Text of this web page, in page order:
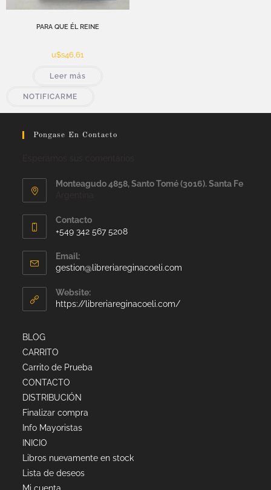
PARA QUE ÉL REINE
u$s46,61
Leer más
NOTIFICARME
Pongase En Contacto
Monteagudo 4858, Santo Tomé (3016). Santa Fe
Contacto
+549 342 567 5208
Email:
gestion@libreriareginacoeli.com
Website:
https://libreriareginacoeli.com/
BLOG
CARRITO
Carrito de Prueba
CONTACTO
DISTRIBUCIÓN
Finalizar compra
Info Mayoristas
INICIO
Libros nuevamente en stock
Lista de deseos
Mi cuenta